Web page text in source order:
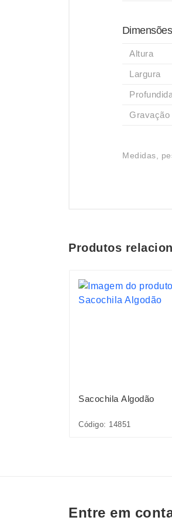
Dimensões
Altura
Largura
Gravação
Medidas,
Produtos
Sacochila Algodão
Código: 14851
Entre em